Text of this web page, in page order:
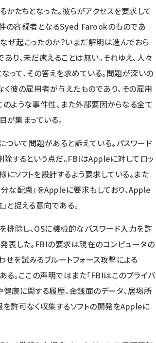
かたちとなった。彼らがアクセスを要求して
の容疑者となるSyed Farookのものであ
ぜ起こったのか？いまだ解明は進んでおら
り、未だ癒えることは無い。それゆえ、人々
て、その答えを求めている。問題が深いの
彼の雇用者が与えたものであり、その雇用
ような事件性、また外部要因からなる全て
が集まっている。
いて問題があると訴えている。パスワード
するという点だ。FBIはAppleに対してロッ
ソフトを設計するよう要求している。また
な配慮」をAppleに要求もしており、Apple
と捉える意向である。
排除し、OSに機械的なパスワード入力を許
表した。FBIの要求は現在のコンピュータの
を試みるブルートフォース攻撃による
。ここの声明ではまた「FBIはこのプライバ
康に関する履歴、金銭面のデータ、居場所
許可なく収集するソフトの開発をAppleに